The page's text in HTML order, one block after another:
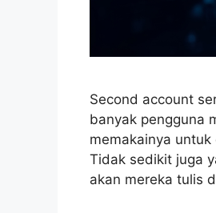
Second account
banyak pengguna
memakainya
Tidak sedikit juga
akan mereka tulis